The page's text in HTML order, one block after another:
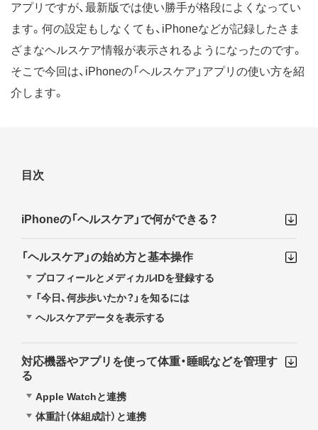
アプリですが、最新版では使い勝手が格段によくなってい
ます。何の設定もしなくても、iPhoneなどが記録したさま
ざまなヘルスケア情報が表示されるようになったのです。
そこで今回は、iPhoneの「ヘルスケア」アプリの使い方を紹
介します。
目次
iPhoneの「ヘルスケア」で何ができる？
「ヘルスケア」の始め方と基本操作
プロフィールとメディカルIDを登録する
「今日、何歩歩いたか？」を知るには
ヘルスケアデータを表示する
対応機器やアプリを使って体重・睡眠などを管理す
る
Apple Watchと連携
体重計（体組成計）と連携